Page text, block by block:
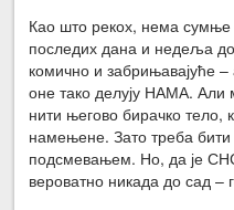
Као што рекох, нема сумње
последих дана и недеља
комично и забрињавајуће
оне тако делују НАМА.
нити његово бирачко тело,
намењене. Зато треба
подсмевањем. Но, да је
вероватно никада до сад –